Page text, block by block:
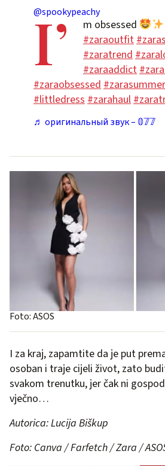
@spookypeachy
I’ m obsessed
#zaraoutfit
#zaratrend
#zaraaddict
#zaraobsessed #zarasummer
#littledress #zarahaul
♬ оригинальный звук – 𝟘𝟟𝟟
Foto: ASOS
I za kraj, zapamtite da je put
osoban i traje cijeli život, zato
svakom trenutku, jer čak ni
vječno…
Autorica: Lucija Biškup
Foto: Canva / Farfetch / Zara /